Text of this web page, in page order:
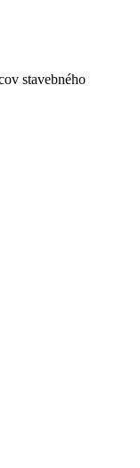
stavebného